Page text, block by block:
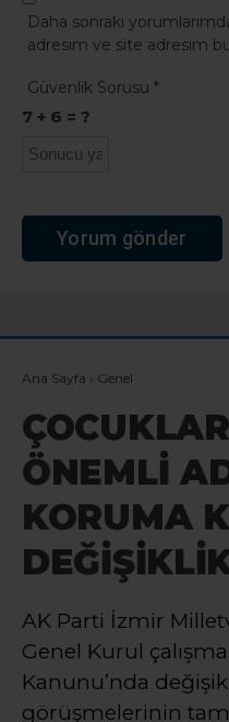
Daha sonraki
adresim ve site adresim
Güvenlik Sorusu *
7 + 6 = ?
Ana Sayfa › Genel
ÖNEMLİ
KORUMA
AK Parti İzmir
Genel Kurul
Kanunu’nda
görüşmelerinin